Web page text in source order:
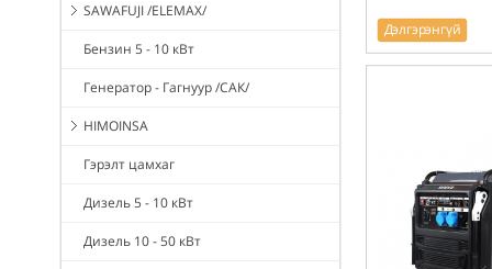
SAWAFUJI /ELEMAX/
Бензин 5 - 10 кВт
Генератор - Гагнуур /САК/
HIMOINSA
Гэрэлт цамхаг
Дизель 5 - 10 кВт
Дизель 10 - 50 кВт
Дэлгэрэнгүй